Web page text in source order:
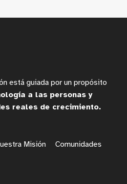
está guiada por un propósito
a las personas y
reales de crecimiento.
Misión
Comunidades